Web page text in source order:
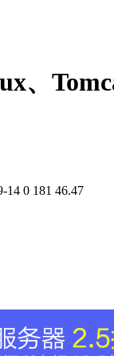
、
14 0 181 46.47